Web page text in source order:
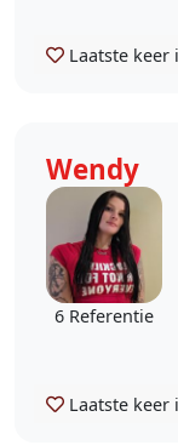
Laatste keer
Wendy
6 Referentie
Laatste keer